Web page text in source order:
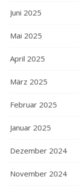
Juni 2025
Mai 2025
April 2025
März 2025
Februar 2025
Januar 2025
Dezember 2024
November 2024